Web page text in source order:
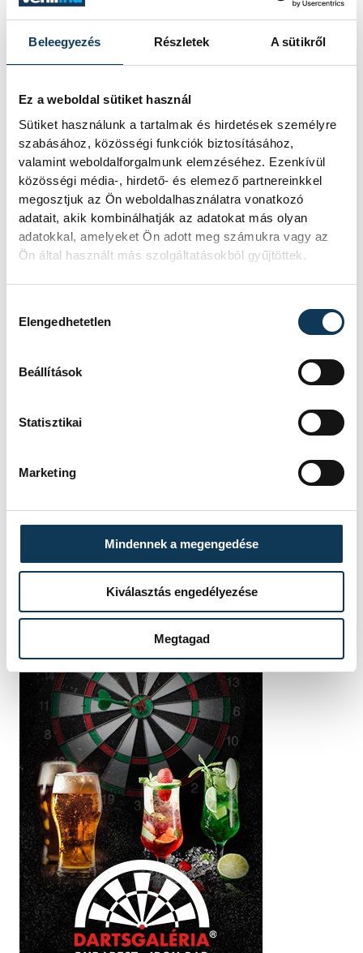
Beleegyezés Részletek A sütikről
Ez a weboldal sütiket használ
Sütiket használunk a tartalmak és hirdetések személyre
szabásához, közösségi funkciók biztosításához,
valamint weboldalforgalmunk elemzéséhez. Ezenkívül
közösségi média-, hirdető- és elemező partnereinkkel
megosztjuk az Ön weboldalhasználatra vonatkozó
adatait, akik kombinálhatják az adatokat más olyan
adatokkal, amelyeket Ön adott meg számukra vagy az
Ön által használt más szolgáltatásokból gyűjtöttek.
Elengedhetetlen
Beállítások
Statisztikai
Marketing
Mindennek a megengedése
Kiválasztás engedélyezése
Megtagad
sport labdarúgás Pető Tamás